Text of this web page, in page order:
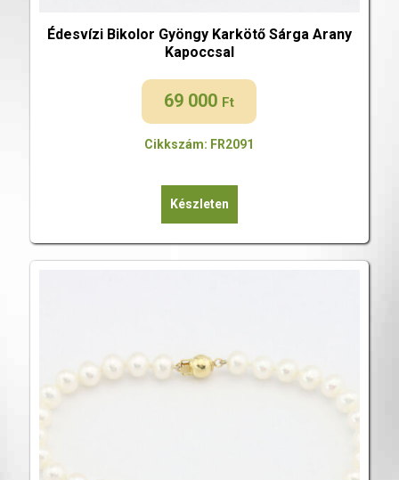
Édesvízi Bikolor Gyöngy Karkötő Sárga Arany
Kapoccsal
69 000 Ft
Cikkszám: FR2091
Készleten